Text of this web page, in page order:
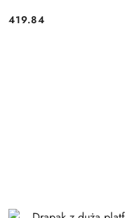
Cena:
419.84